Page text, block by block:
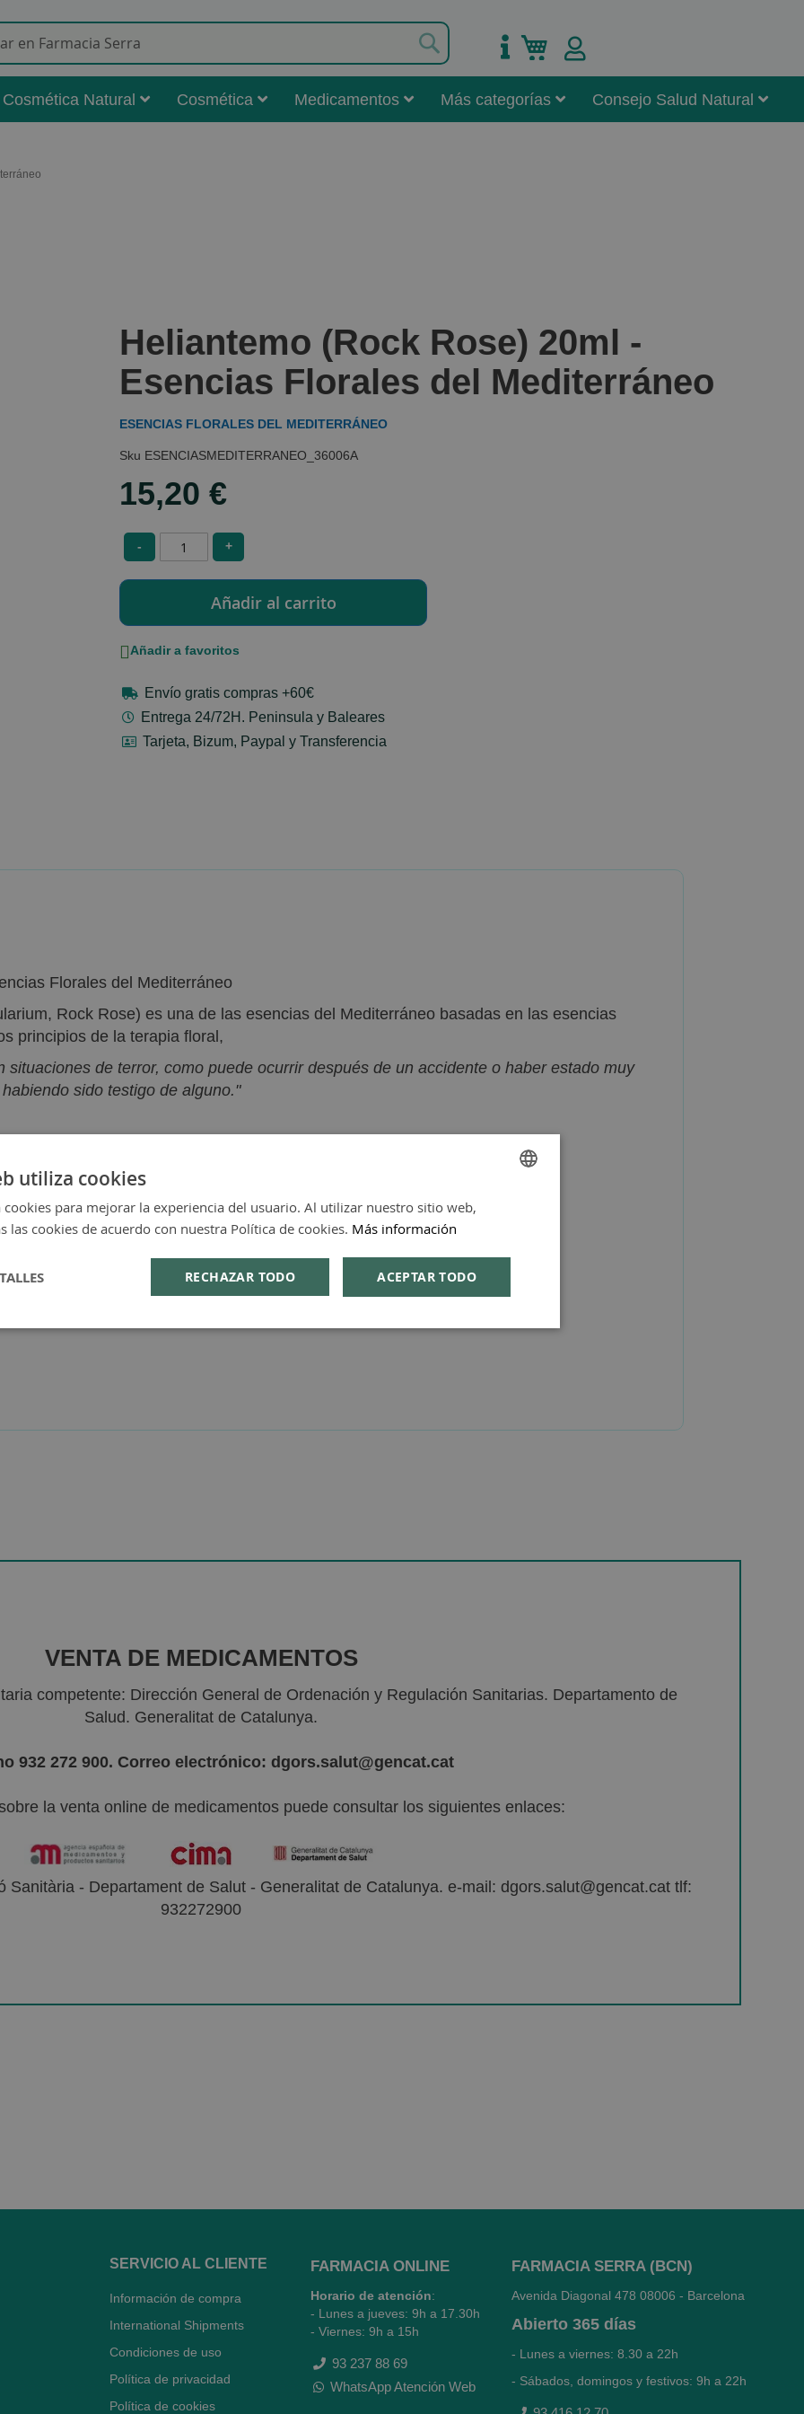
Mi carrito
Cosmética Natural Cosmética Medicamentos Más categorías Consejo Salud Natural
Heliantemo (Rock Rose) 20ml -
Esencias Florales del Mediterráneo
ESENCIAS FLORALES DEL MEDITERRÁNEO
ESENCIASMEDITERRANEO_36006A
15,20 €
- +
Añadir a favoritos
Envío gratis compras +60€
Entrega 24/72H. Peninsula y Baleares
Tarjeta, Bizum, Paypal y Transferencia
Florales del Mediterráneo
Rock Rose) es una de las esencias del Mediterráneo basadas en las esencias
principios de la terapia floral,
situaciones de terror, como puede ocurrir después de un accidente o haber estado muy
sido testigo de alguno."
VENTA DE MEDICAMENTOS
competente: Dirección General de Ordenación y Regulación Sanitarias. Departamento de
Salud. Generalitat de Catalunya.
932 272 900. Correo electrónico: dgors.salut@gencat.cat
la venta online de medicamentos puede consultar los siguientes enlaces:
Sanitària - Departament de Salut - Generalitat de Catalunya. e-mail: dgors.salut@gencat.cat tlf:
932272900
SERVICIO AL CLIENTE
Información de compra
International Shipments
Condiciones de uso
Política de privacidad
Política de cookies
FARMACIA ONLINE
Horario de atención:
- Lunes a jueves: 9h a 17.30h
- Viernes: 9h a 15h
93 237 88 69
WhatsApp Atención Web
FARMACIA SERRA (BCN)
Avenida Diagonal 478 08006 - Barcelona
Abierto 365 días
- Lunes a viernes: 8.30 a 22h
- Sábados, domingos y festivos: 9h a 22h
utiliza cookies
cookies para mejorar la experiencia del usuario. Al utilizar nuestro sitio web,
las cookies de acuerdo con nuestra Política de cookies. Más información
ACEPTAR TODO
RECHAZAR TODO